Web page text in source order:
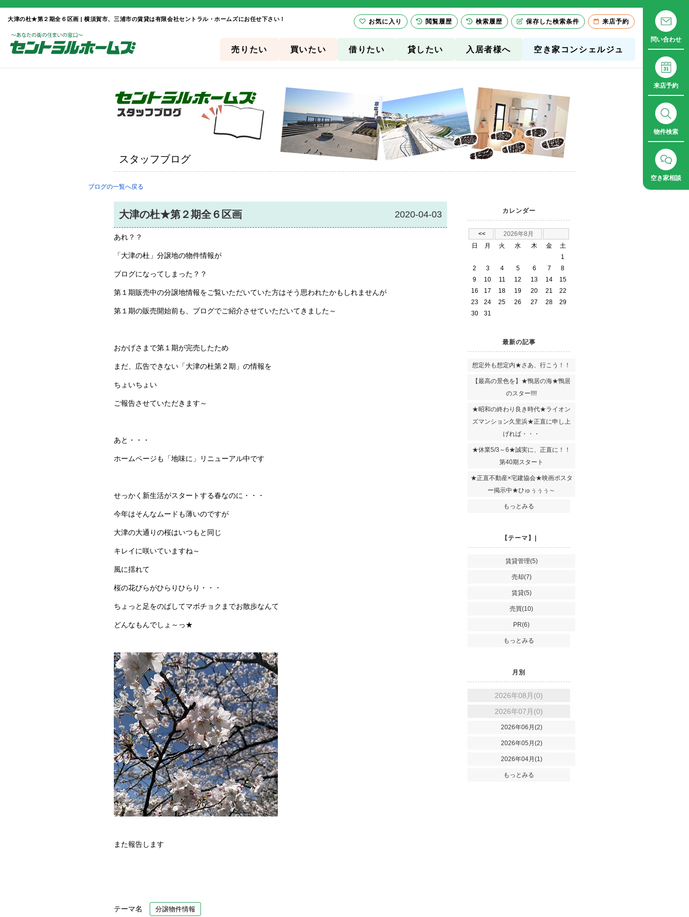
大津の杜★第２期全６区画 | 横須賀市、三浦市の賃貸は有限会社セントラル・ホームズにお任せ下さい！
売りたい 買いたい 借りたい 貸したい 入居者様へ 空き家コンシェルジュ
問い合わせ
来店予約
物件検索
空き家相談
スタッフブログ
ブログの一覧へ戻る
大津の杜★第２期全６区画 2020-04-03
あれ？？
「大津の杜」分譲地の物件情報が
ブログになってしまった？？
第１期販売中の分譲地情報をご覧いただいていた方はそう思われたかもしれませんが
第１期の販売開始前も、ブログでご紹介させていただいてきました～
おかげさまで第１期が完売したため
まだ、広告できない「大津の杜第２期」の情報を
ちょいちょい
ご報告させていただきます～
あと・・・
ホームページも「地味に」リニューアル中です
せっかく新生活がスタートする春なのに・・・
今年はそんなムードも薄いのですが
大津の大通りの桜はいつもと同じ
キレイに咲いていますね～
風に揺れて
桜の花びらがひらりひらり・・・
ちょっと足をのばしてマボチョクまでお散歩なんて
どんなもんでしょ～っ★
また報告します
テーマ名 分譲物件情報
カレンダー
<<
2026年8月
日
月 火 水 木 金
土
1
2
3 4 5 6 7
8
9
10 11 12 13 14
15
16
17 18 19 20 21
22
23
24 25 26 27 28
29
30
31
最新の記事
想定外も想定内★さあ、行こう！！
【最高の景色を】★鴨居の海★鴨居
のスター!!!!
★昭和の終わり良き時代★ライオン
ズマンション久里浜★正直に申し上
げれば・・・
★休業5/3～6★誠実に、正直に！！
第40期スタート
★正直不動産×宅建協会★映画ポスタ
ー掲示中★ひゅぅぅぅ～
もっとみる
【テーマ】|
賃貸管理(5)
売却(7)
賃貸(5)
売買(10)
PR(6)
もっとみる
月別
2026年08月(0)
2026年07月(0)
2026年06月(2)
2026年05月(2)
2026年04月(1)
もっとみる
お気に入り 閲覧履歴 検索履歴 保存した検索条件 来店予約